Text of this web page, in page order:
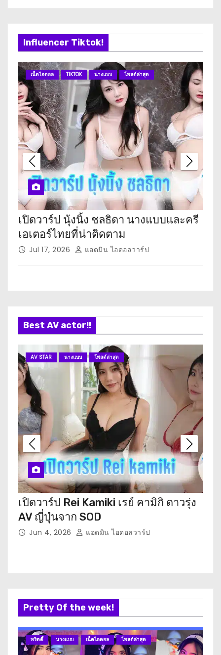
Influencer Tiktok!
เน็ตไอดอล TIKTOK นางแบบ โพสต์ล่าสุด
เปิดวาร์ป นุ้งนิ้ง ชลธิดา นางแบบและครี
เอเตอร์ไทยที่น่าติดตาม
Jul 17, 2026 แอดมิน ไอดอลวาร์ป
Best AV actor!!
AV STAR นางแบบ โพสต์ล่าสุด
เปิดวาร์ป Rei Kamiki เรย์ คามิกิ ดาวรุ่ง
AV ญี่ปุ่นจาก SOD
Jun 4, 2026 แอดมิน ไอดอลวาร์ป
Pretty Of the week!
พริตตี้ นางแบบ เน็ตไอดอล โพสต์ล่าสุด